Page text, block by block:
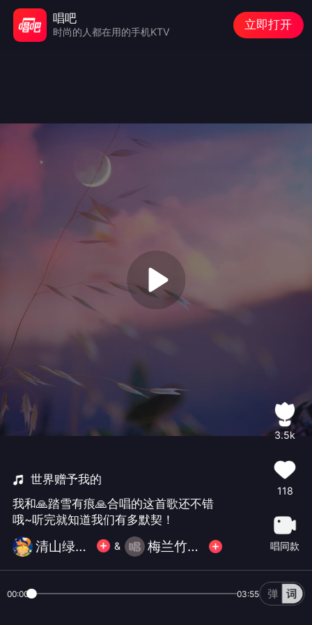
世界赠予我的
我和🙏踏雪有痕🙏合唱的这首歌还不错
哦~听完就知道我们有多默契！
清山绿水笙自K & 梅兰竹菊（2）
3.5k
118
唱同款
00:00 03:55
唱吧
时尚的人都在用的手机KTV
立即打开